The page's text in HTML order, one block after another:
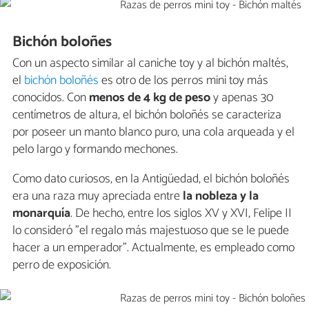
Bichón boloñes
Con un aspecto similar al caniche toy y al bichón maltés,
el bichón boloñéses otro de los perros mini toy más
conocidos. Conmenos de 4 kg de pesoy apenas 30
centímetros de altura, el bichón boloñés se caracteriza
por poseer un manto blanco puro, una cola arqueada y el
pelo largo y formando mechones.
Como dato curiosos, en la Antigüedad, el bichón boloñés
era una raza muy apreciada entrela nobleza y la
monarquía. De hecho, entre los siglos XV y XVI, Felipe II
lo consideró "el regalo más majestuoso que se le puede
hacer a un emperador". Actualmente, es empleado como
perro de exposición.